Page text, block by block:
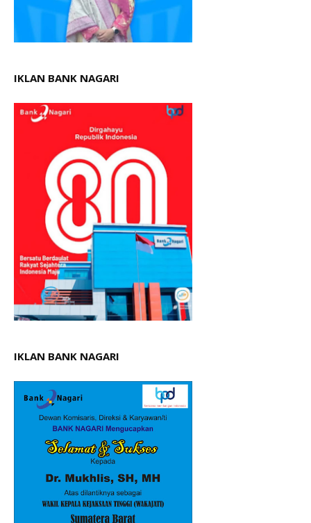
IKLAN BANK NAGARI
IKLAN BANK NAGARI